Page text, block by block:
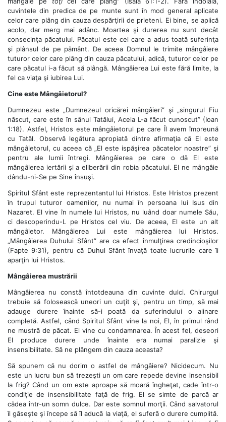
cuvintele din predica de pe munte sunt în mod general aplicate
celor care plâng din cauza despărţirii de prieteni. Ei bine, se aplică
acolo, dar merg mai adânc. Moartea şi durerea nu sunt decât
consecinţa păcatului. Păcatul este cel care a adus toată suferinţa
şi plânsul de pe pământ. De aceea Domnul le trimite mângâiere
tuturor celor care plâng din cauza păcatului, adică, tuturor celor pe
care păcatul i-a făcut să plângă. Mângâierea Lui este fără limite, la
fel ca viaţa şi iubirea Lui.
Cine este Mângâietorul?
Dumnezeu este „Dumnezeul oricărei mângâieri” şi „singurul Fiu
născut, care este în sânul Tatălui, Acela L-a făcut cunoscut” (Ioan
1:18). Astfel, Hristos este mângâietorul pe care Îl avem împreună
cu Tatăl. Observă legătura apropiată dintre afirmaţia că El este
mângâietorul, cu aceea că „El este ispăşirea păcatelor noastre” şi
pentru ale lumii întregi. Mângâierea pe care o dă El este
mângâierea iertării şi a eliberării din robia păcatului. El ne mângâie
dându-ni-Se pe Sine însuşi.
Spiritul Sfânt este reprezentantul lui Hristos. Este Hristos prezent
în trupul tuturor oamenilor, nu numai în persoana lui Isus din
Nazaret. El vine în numele lui Hristos, nu luând doar numele Său,
ci descoperindu-L pe Hristos cel viu. De aceea, El este un alt
mângâietor. Mângâierea Lui este mângâierea lui Hristos.
„Mângâierea Duhului Sfânt” are ca efect înmulţirea credincioşilor
(Fapte 9:31), pentru că Duhul Sfânt învaţă toate lucrurile care îi
aparţin lui Hristos.
Mângâierea mustrării
Mângâierea nu constă întotdeauna din cuvinte dulci. Chirurgul
trebuie să folosească uneori un cuţit şi, pentru un timp, să mai
adauge durere înainte să-i poată da suferindului o alinare
completă. Astfel, când Spiritul Sfânt vine la noi, El, în primul rând
ne mustră de păcat. El vine cu condamnarea. În acest fel, deseori
El produce durere unde înainte era numai paralizie şi
insensibilitate. Să ne plângem din cauza aceasta?
Să spunem că nu dorim o astfel de mângâiere? Nicidecum. Nu
este un lucru bun să trezeşti un om care repede devine insensibil
la frig? Când un om este aproape să moară îngheţat, cade într-o
condiţie de insensibilitate faţă de frig. El se simte de parcă ar
cădea într-un somn dulce. Dar este somnul morţii. Când salvatorul
îl găseşte şi începe să îl aducă la viaţă, el suferă o durere cumplită.